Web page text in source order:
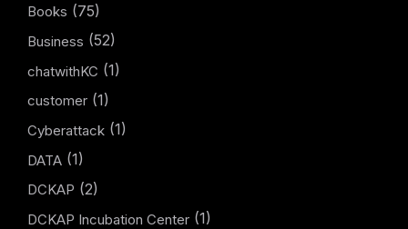
Books (75)
Business (52)
chatwithKC (1)
customer (1)
Cyberattack (1)
DATA (1)
DCKAP (2)
DCKAP Incubation Center (1)